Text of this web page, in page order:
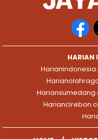
HARIAN